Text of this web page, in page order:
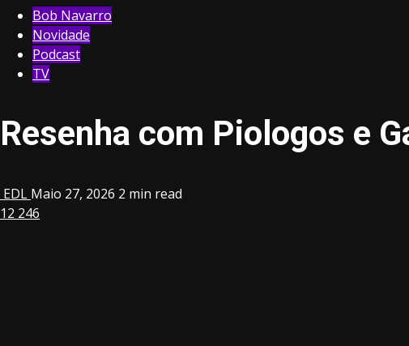
Bob Navarro
Novidade
Podcast
TV
Resenha com Piologos e
EDL Maio 27, 2026 2 min read
12 246